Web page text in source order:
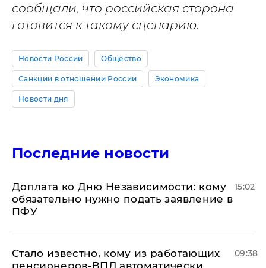
сообщали, что российская сторона
готовится к такому сценарию.
Новости России Общество
Санкции в отношении России Экономика
Новости дня
Последние новости
Доплата ко Дню Независимости: кому
обязательно нужно подать заявление в
ПФУ
15:02
Стало известно, кому из работающих
пенсионеров-ВПЛ автоматически
09:38